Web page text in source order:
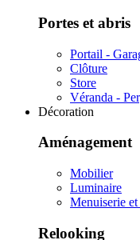
Portes et abris
Portail -
Clôture
Store
Véranda -
Décoration
Aménagement
Mobilier
Luminaire
Menuiserie et
Relooking